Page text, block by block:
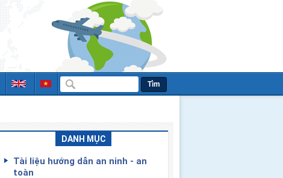
Tìm
DANH MỤC
Tài liệu hướng dẫn an ninh - an
toàn